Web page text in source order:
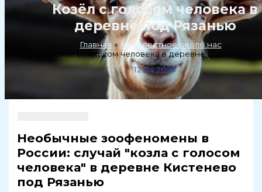
Козёл с голосом человека в
деревне под Рязанью
Главная
Неизвестное около нас
Козёл с голосом человека в деревне под Рязанью
12.04.2025
Необычные зоофеномены в
России: случай "козла с голосом
человека" в деревне Кистенево
под Рязанью